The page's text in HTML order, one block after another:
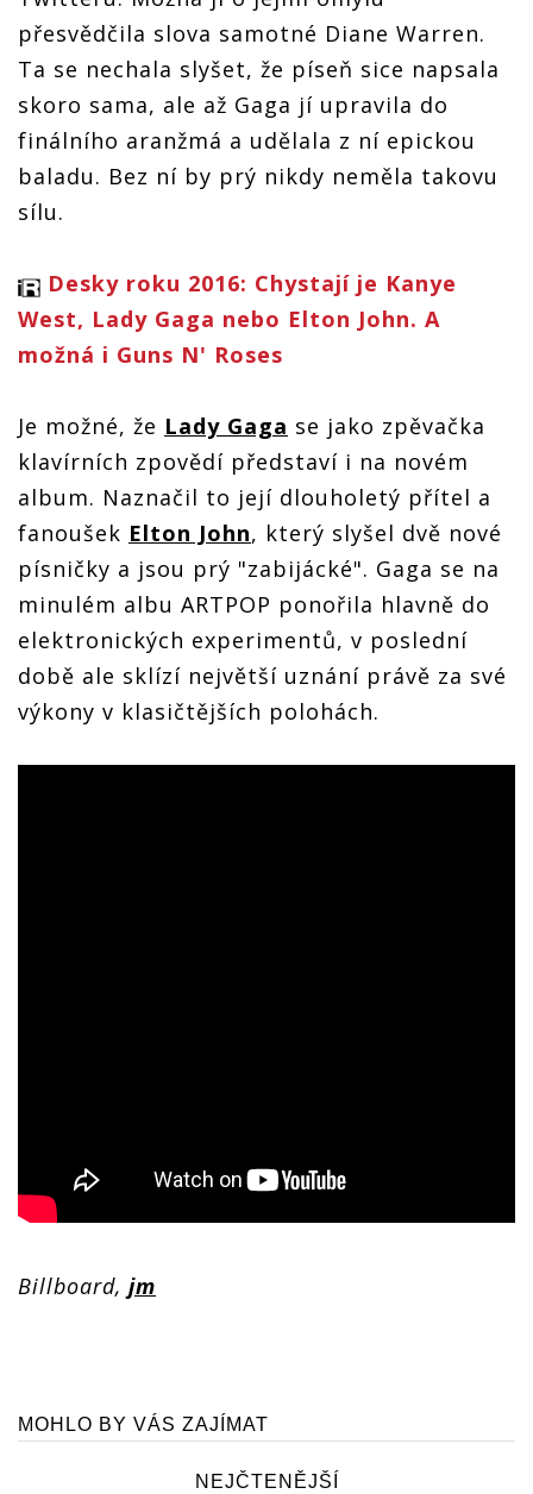
přesvědčila slova samotné Diane Warren.
Ta se nechala slyšet, že píseň sice napsala
skoro sama, ale až Gaga jí upravila do
finálního aranžmá a udělala z ní epickou
baladu. Bez ní by prý nikdy neměla takovu
sílu.
Desky roku 2016: Chystají je Kanye
West, Lady Gaga nebo Elton John. A
možná i Guns N' Roses
Je možné, že Lady Gaga se jako zpěvačka
klavírních zpovědí představí i na novém
album. Naznačil to její dlouholetý přítel a
fanoušek Elton John, který slyšel dvě nové
písničky a jsou prý "zabijácké". Gaga se na
minulém albu ARTPOP ponořila hlavně do
elektronických experimentů, v poslední
době ale sklízí největší uznání právě za své
výkony v klasičtějších polohách.
Billboard, jm
MOHLO BY VÁS ZAJÍMAT
NEJČTENĚJŠÍ